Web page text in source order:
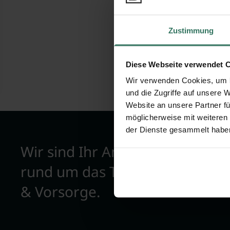
Zustimmung
Diese Webseite verwendet
Wir verwenden Cookies,
und die Zugriffe auf unsere
Website an unsere Partner
möglicherweise mit
der Dienste gesammelt
Wir sind Ihr Ansprechpartner
rund um das Thema Bestattung
& Vorsorge.